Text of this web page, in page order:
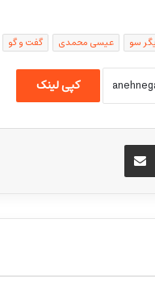
سو عیسی محمدی گفت و گو
کپی لینک